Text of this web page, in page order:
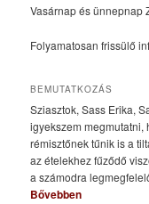
Vasárnap és ünnepnap
Folyamatosan frissülő
BEMUTATKOZÁS
Sziasztok, Sass Erika,
igyekszem megmutatni,
rémisztőnek tűnik is a
az ételekhez fűződő
a számodra
Bővebben